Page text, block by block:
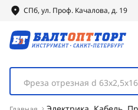
СПб, ул. Проф. Качалова, д. 19
Фреза отрезная d 63х2,5х16